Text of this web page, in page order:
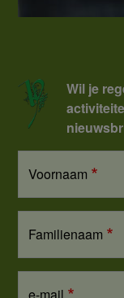
Wil je
Voornaam
Familienaam
e-mail